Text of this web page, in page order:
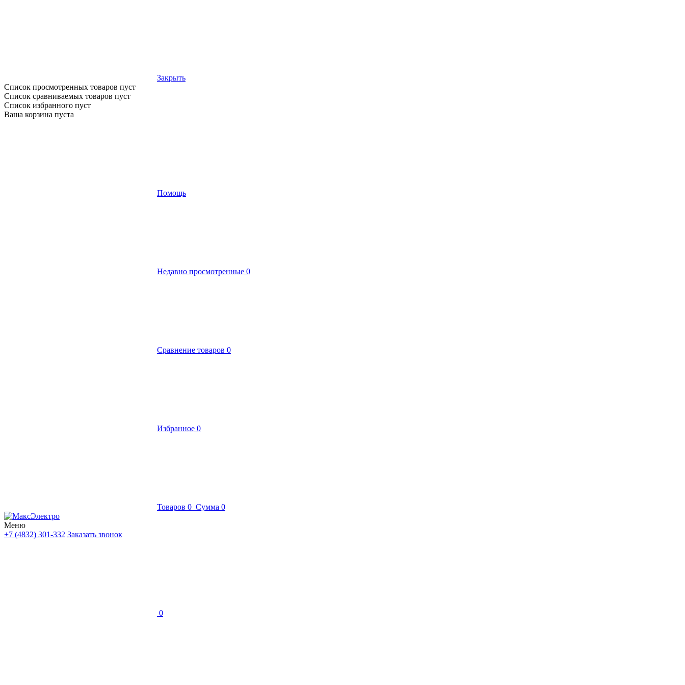
Закрыть
Список просмотренных товаров пуст
Список сравниваемых товаров пуст
Список избранного пуст
Ваша корзина пуста
Помощь
Недавно просмотренные 0
Сравнение товаров 0
Избранное 0
Товаров 0 Сумма 0
Меню
+7 (4832) 301-332 Заказать звонок
0